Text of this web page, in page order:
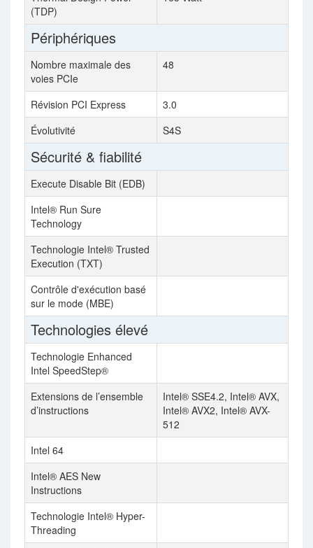
(TDP)
Périphériques
Nombre maximale des
voies PCIe
48
Révision PCI Express
3.0
Évolutivité
S4S
Sécurité & fiabilité
Execute Disable Bit (EDB)
Intel® Run Sure
Technology
Technologie Intel® Trusted
Execution (TXT)
Contrôle d'exécution basé
sur le mode (MBE)
Technologies élevé
Technologie Enhanced
Intel SpeedStep®
Extensions de l’ensemble
d’instructions
Intel® SSE4.2, Intel® AVX,
Intel® AVX2, Intel® AVX-
512
Intel 64
Intel® AES New
Instructions
Technologie Intel® Hyper-
Threading